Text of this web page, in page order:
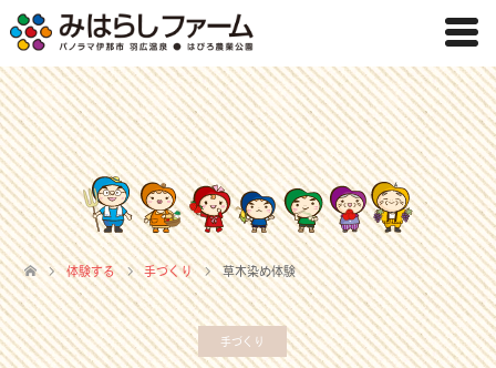
体験する 手づくり 草木染め体験
手づくり